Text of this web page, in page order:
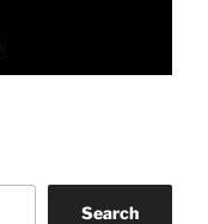
Search